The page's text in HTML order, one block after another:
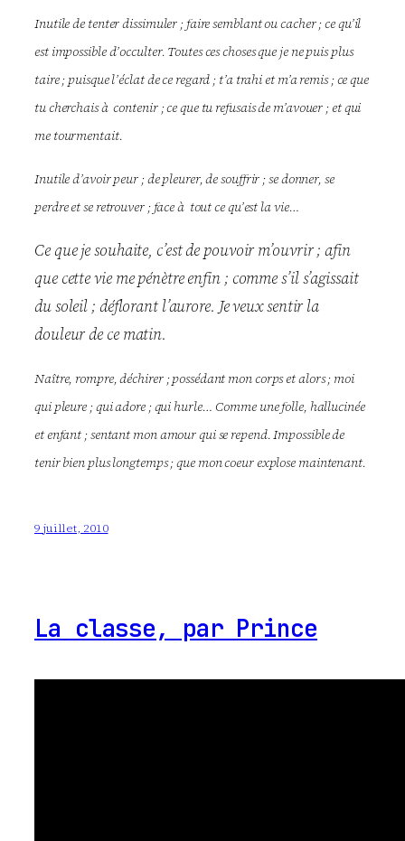
Inutile de tenter dissimuler ; faire semblant ou cacher ; ce qu’il
est impossible d’occulter. Toutes ces choses que je ne puis plus
taire ; puisque l’éclat de ce regard ; t’a trahi et m’a remis ; ce que
tu cherchais à contenir ; ce que tu refusais de m’avouer ; et qui
me tourmentait.
Inutile d’avoir peur ; de pleurer, de souffrir ; se donner, se
perdre et se retrouver ; face à tout ce qu’est la vie…
Ce que je souhaite, c’est de pouvoir m’ouvrir ; afin
que cette vie me pénètre enfin ; comme s’il s’agissait
du soleil ; déflorant l’aurore. Je veux sentir la
douleur de ce matin.
Naître, rompre, déchirer ; possédant mon corps et alors ; moi
qui pleure ; qui adore ; qui hurle… Comme une folle, hallucinée
et enfant ; sentant mon amour qui se repend. Impossible de
tenir bien plus longtemps ; que mon coeur explose maintenant.
9 juillet, 2010
La classe, par Prince